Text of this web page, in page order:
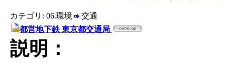
カテゴリ: 06.環境
交通
都営地下鉄 東京都交通局
説明：